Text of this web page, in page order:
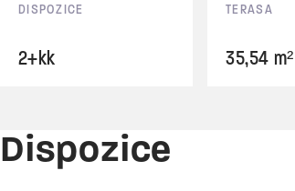
DISPOZICE
2+kk
TERASA
35,54 m²
Dispozice